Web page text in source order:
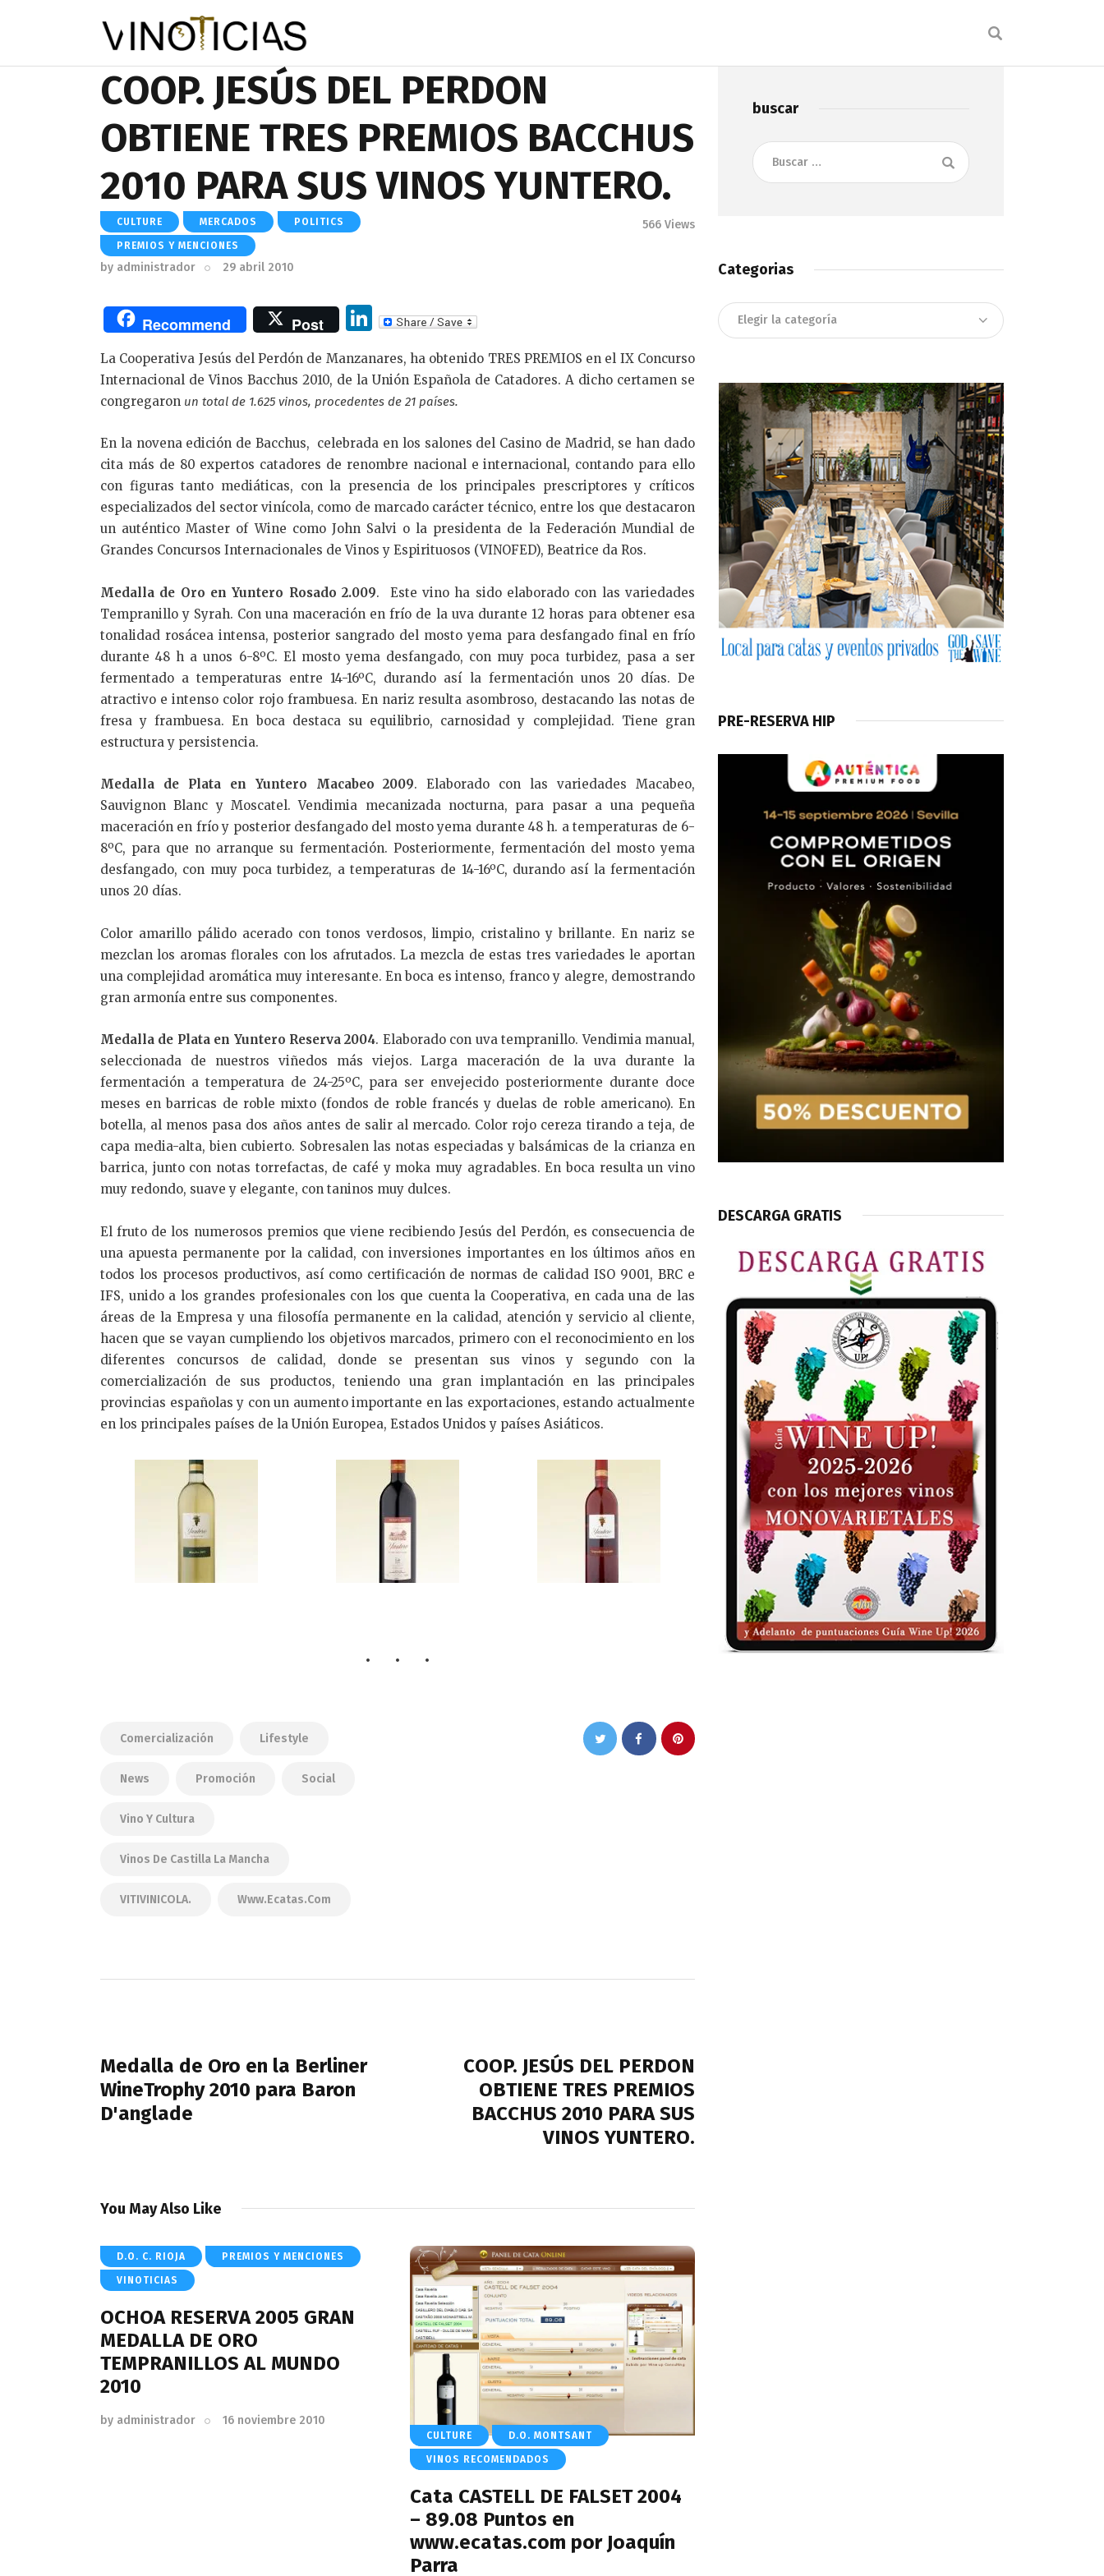
COOP. JESÚS DEL PERDON
OBTIENE TRES PREMIOS BACCHUS
2010 PARA SUS VINOS YUNTERO.
CULTURE MERCADOS POLITICS
PREMIOS Y MENCIONES
by administrador 29 abril 2010
566 Views
Recommend Post
Li
k
e
n
La Cooperativa Jesús del Perdón de Manzanares, ha obtenido TRES PREMIOS en el IX Concurso
Internacional de Vinos Bacchus 2010, de la Unión Española de Catadores. A dicho certamen se
congregaron un total de 1.625 vinos, procedentes de 21 países.
En la novena edición de Bacchus, celebrada en los salones del Casino de Madrid, se han dado
cita más de 80 expertos catadores de renombre nacional e internacional, contando para ello
con figuras tanto mediáticas, con la presencia de los principales prescriptores y críticos
especializados del sector vinícola, como de marcado carácter técnico, entre los que destacaron
un auténtico Master of Wine como John Salvi o la presidenta de la Federación Mundial de
Grandes Concursos Internacionales de Vinos y Espirituosos (VINOFED), Beatrice da Ros.
Medalla de Oro en Yuntero Rosado 2.009. Este vino ha sido elaborado con las variedades
Tempranillo y Syrah. Con una maceración en frío de la uva durante 12 horas para obtener esa
tonalidad rosácea intensa, posterior sangrado del mosto yema para desfangado final en frío
durante 48 h a unos 6-8ºC. El mosto yema desfangado, con muy poca turbidez, pasa a ser
fermentado a temperaturas entre 14-16ºC, durando así la fermentación unos 20 días. De
atractivo e intenso color rojo frambuesa. En nariz resulta asombroso, destacando las notas de
fresa y frambuesa. En boca destaca su equilibrio, carnosidad y complejidad. Tiene gran
estructura y persistencia.
Medalla de Plata en Yuntero Macabeo 2009. Elaborado con las variedades Macabeo,
Sauvignon Blanc y Moscatel. Vendimia mecanizada nocturna, para pasar a una pequeña
maceración en frío y posterior desfangado del mosto yema durante 48 h. a temperaturas de 6-
8ºC, para que no arranque su fermentación. Posteriormente, fermentación del mosto yema
desfangado, con muy poca turbidez, a temperaturas de 14-16ºC, durando así la fermentación
unos 20 días.
Color amarillo pálido acerado con tonos verdosos, limpio, cristalino y brillante. En nariz se
mezclan los aromas florales con los afrutados. La mezcla de estas tres variedades le aportan
una complejidad aromática muy interesante. En boca es intenso, franco y alegre, demostrando
gran armonía entre sus componentes.
Medalla de Plata en Yuntero Reserva 2004. Elaborado con uva tempranillo. Vendimia manual,
seleccionada de nuestros viñedos más viejos. Larga maceración de la uva durante la
fermentación a temperatura de 24-25ºC, para ser envejecido posteriormente durante doce
meses en barricas de roble mixto (fondos de roble francés y duelas de roble americano). En
botella, al menos pasa dos años antes de salir al mercado. Color rojo cereza tirando a teja, de
capa media-alta, bien cubierto. Sobresalen las notas especiadas y balsámicas de la crianza en
barrica, junto con notas torrefactas, de café y moka muy agradables. En boca resulta un vino
muy redondo, suave y elegante, con taninos muy dulces.
El fruto de los numerosos premios que viene recibiendo Jesús del Perdón, es consecuencia de
una apuesta permanente por la calidad, con inversiones importantes en los últimos años en
todos los procesos productivos, así como certificación de normas de calidad ISO 9001, BRC e
IFS, unido a los grandes profesionales con los que cuenta la Cooperativa, en cada una de las
áreas de la Empresa y una filosofía permanente en la calidad, atención y servicio al cliente,
hacen que se vayan cumpliendo los objetivos marcados, primero con el reconocimiento en los
diferentes concursos de calidad, donde se presentan sus vinos y segundo con la
comercialización de sus productos, teniendo una gran implantación en las principales
provincias españolas y con un aumento importante en las exportaciones, estando actualmente
en los principales países de la Unión Europea, Estados Unidos y países Asiáticos.
Comercialización Lifestyle
News Promoción Social
Vino Y Cultura
Vinos De Castilla La Mancha
VITIVINICOLA. Www.ecatas.com
entradas
Medalla de Oro en la Berliner
WineTrophy 2010 para Baron
D'anglade
COOP. JESÚS DEL PERDON
OBTIENE TRES PREMIOS
BACCHUS 2010 PARA SUS
VINOS YUNTERO.
You May Also Like
D.O. C. RIOJA PREMIOS Y MENCIONES
VINOTICIAS
OCHOA RESERVA 2005 GRAN
MEDALLA DE ORO
TEMPRANILLOS AL MUNDO
2010
by administrador 16 noviembre 2010
CULTURE D.O. MONTSANT
VINOS RECOMENDADOS
Cata CASTELL DE FALSET 2004
– 89.08 Puntos en
www.ecatas.com por Joaquín
Parra
buscar
Buscar:
Categorias
Categorias
PRE-RESERVA HIP
DESCARGA GRATIS